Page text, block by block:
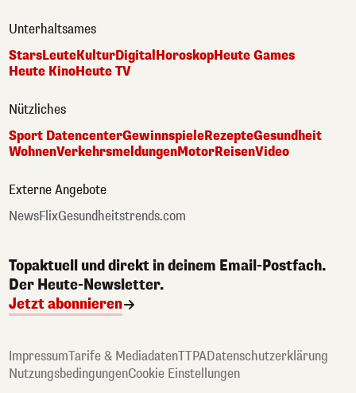
Unterhaltsames
StarsLeuteKulturDigital HoroskopHeute Games
Heute KinoHeute TV
Nützliches
Sport DatencenterGewinnspieleRezepteGesundheit
WohnenVerkehrsmeldungenMotorReisenVideo
Externe Angebote
NewsFlixGesundheitstrends.com
Topaktuell und direkt in deinem Email-Postfach.
Der Heute-Newsletter.
Jetzt abonnieren
ImpressumTarife & MediadatenTTPADatenschutzerklärung
NutzungsbedingungenCookie Einstellungen